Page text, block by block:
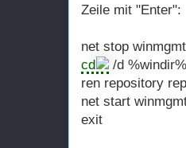
Zeile mit "Enter":
net stop winmgmt
cd
/d
ren repository
net start
exit